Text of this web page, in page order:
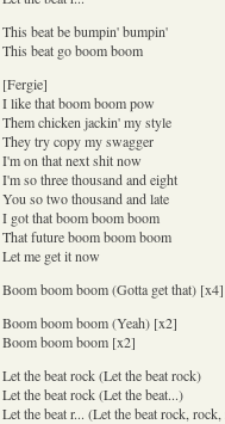
This beat be bumpin' bumpin'
This beat go boom boom
[Fergie]
I like that boom boom pow
Them chicken jackin' my style
They try copy my swagger
I'm on that next shit now
I'm so three thousand and eight
You so two thousand and late
I got that boom boom boom
That future boom boom boom
Let me get it now
Boom boom boom (Gotta get that) [x4]
Boom boom boom (Yeah) [x2]
Boom boom boom [x2]
Let the beat rock (Let the beat rock)
Let the beat rock (Let the beat...)
Let the beat r... (Let the beat rock,